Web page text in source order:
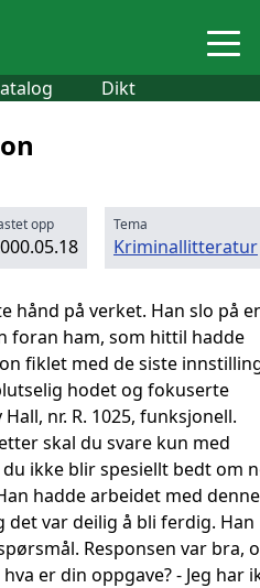
Dikt
opp Tema
Kriminallitteratur
hånd på verket. Han slo på
foran ham, som hittil hadde
fiklet med de siste
hodet og fokuserte
nr. R. 1025, funksjonell.
skal du svare kun med
ikke blir spesiellt bedt om
hadde arbeidet med denne
var deilig å bli ferdig. Han
Responsen var bra,
er din oppgave? - Jeg har